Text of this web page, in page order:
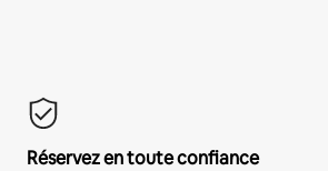
Réservez en toute confiance